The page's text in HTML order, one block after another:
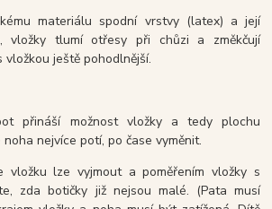
materiálu spodní vrstvy (latex) a její
vložky tlumí otřesy při chůzi a změkčují
vložkou ještě pohodlnější.
přináší možnost vložky a tedy plochu
nejvíce potí, po čase vyměnit.
vložku lze vyjmout a poměřením vložky s
zda botičky již nejsou malé. (Pata musí